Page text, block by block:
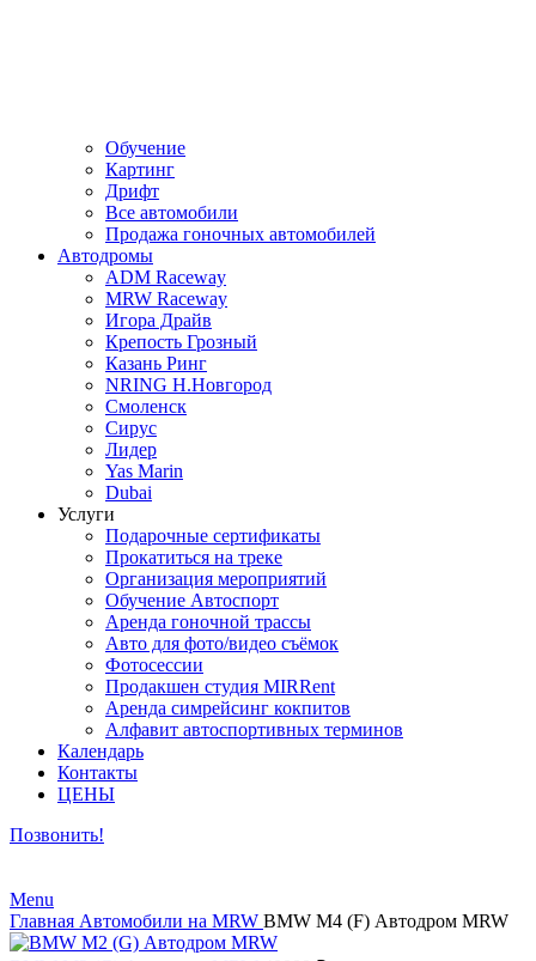
Обучение
Картинг
Дрифт
Все автомобили
Продажа гоночных автомобилей
Автодромы
ADM Raceway
MRW Raceway
Игора Драйв
Крепость Грозный
Казань Ринг
NRING Н.Новгород
Смоленск
Сирус
Лидер
Yas Marin
Dubai
Услуги
Подарочные сертификаты
Прокатиться на треке
Организация мероприятий
Обучение Автоспорт
Аренда гоночной трассы
Авто для фото/видео съёмок
Фотосессии
Продакшен студия MIRRent
Аренда симрейсинг кокпитов
Алфавит автоспортивных терминов
Календарь
Контакты
ЦЕНЫ
Позвонить!
Menu
Главная Автомобили на MRW BMW M4 (F) Автодром MRW